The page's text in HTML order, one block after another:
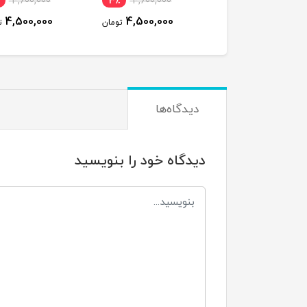
4,500,000 تومان 4,500,000
دیدگاه‌ها
دیدگاه خود را بنویسید